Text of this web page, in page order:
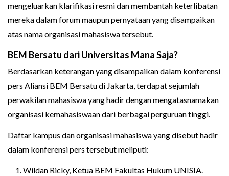
mengeluarkan klarifikasi resmi dan membantah keterlibatan
mereka dalam forum maupun pernyataan yang disampaikan
atas nama organisasi mahasiswa tersebut.
BEM Bersatu dari Universitas Mana Saja?
Berdasarkan keterangan yang disampaikan dalam konferensi
pers Aliansi BEM Bersatu di Jakarta, terdapat sejumlah
perwakilan mahasiswa yang hadir dengan mengatasnamakan
organisasi kemahasiswaan dari berbagai perguruan tinggi.
Daftar kampus dan organisasi mahasiswa yang disebut hadir
dalam konferensi pers tersebut meliputi:
Wildan Ricky, Ketua BEM Fakultas Hukum UNISIA.